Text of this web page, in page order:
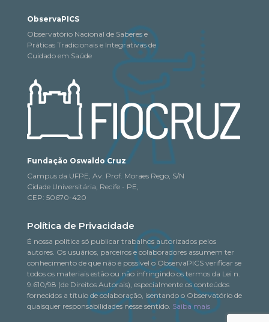
ObservaPICS
Observatório Nacional de Saberes e
Práticas Tradicionais e Integrativas de
Cuidado em Saúde
Fundação Oswaldo Cruz
Campus da UFPE, Av. Prof. Moraes Rego, S/N
Cidade Universitária, Recife - PE,
CEP: 50670-420
Política de Privacidade
É nossa política só publicar trabalhos autorizados pelos
autores. Os usuários, parceiros e colaboradores assumem ter
conhecimento de que não é possível o ObservaPICS verificar se
todos os materiais estão ou não infringindo os termos da Lei n.
9.610/98 (de Direitos Autorais), especialmente os conteúdos
fornecidos a título de colaboração, isentando o Observatório de
quaisquer responsabilidades nesse sentido. Saiba mais